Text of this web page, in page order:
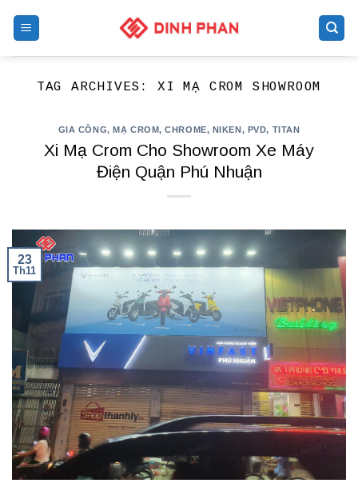
TAG ARCHIVES: XI MẠ CROM SHOWROOM
GIA CÔNG,MẠ CROM, CHROME, NIKEN, PVD, TITAN
Xi Mạ Crom Cho Showroom Xe Máy
Điện Quận Phú Nhuận
23
Th11